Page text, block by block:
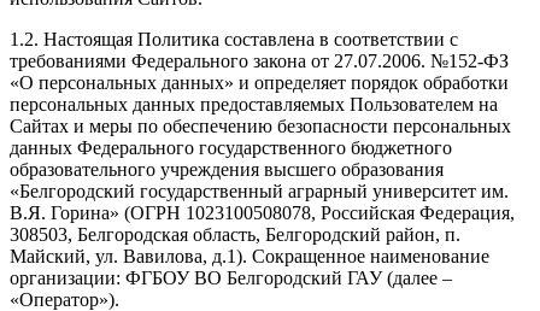
1.2. Настоящая Политика составлена в соответствии с
требованиями Федерального закона от 27.07.2006. №152-ФЗ
«О персональных данных» и определяет порядок обработки
персональных данных предоставляемых Пользователем на
Сайтах и меры по обеспечению безопасности персональных
данных Федерального государственного бюджетного
образовательного учреждения высшего образования
«Белгородский государственный аграрный университет им.
В.Я. Горина» (ОГРН 1023100508078, Российская Федерация,
308503, Белгородская область, Белгородский район, п.
Майский, ул. Вавилова, д.1). Сокращенное наименование
организации: ФГБОУ ВО Белгородский ГАУ (далее –
«Оператор»).